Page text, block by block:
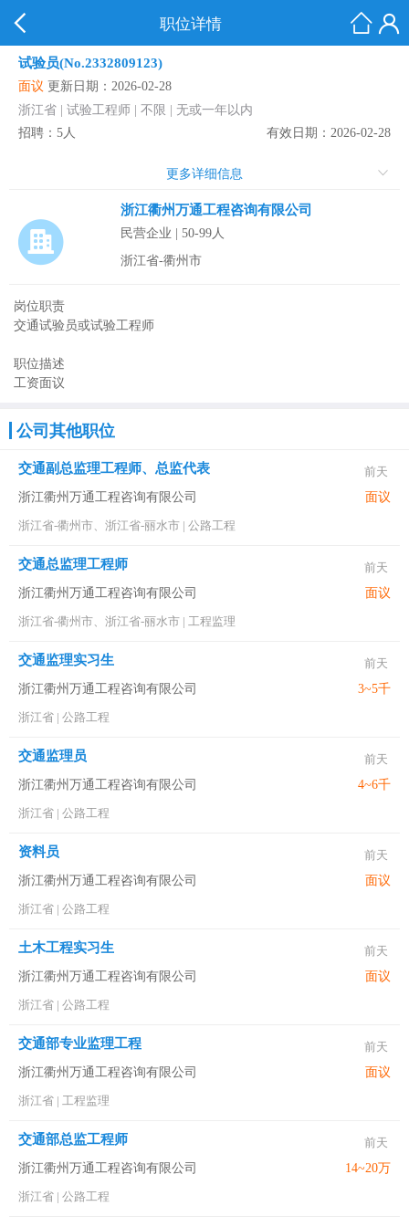
职位详情
试验员(No.2332809123)
面议 更新日期：2026-02-28
浙江省 | 试验工程师 | 不限 | 无或一年以内
招聘：5人
有效日期：2026-02-28
更多详细信息
浙江衢州万通工程咨询有限公司
民营企业 | 50-99人
浙江省-衢州市
岗位职责
交通试验员或试验工程师
职位描述
工资面议
公司其他职位
交通副总监理工程师、总监代表
前天
浙江衢州万通工程咨询有限公司
面议
浙江省-衢州市、浙江省-丽水市 | 公路工程
交通总监理工程师
前天
浙江衢州万通工程咨询有限公司
面议
浙江省-衢州市、浙江省-丽水市 | 工程监理
交通监理实习生
前天
浙江衢州万通工程咨询有限公司
3~5千
浙江省 | 公路工程
交通监理员
前天
浙江衢州万通工程咨询有限公司
4~6千
浙江省 | 公路工程
资料员
前天
浙江衢州万通工程咨询有限公司
面议
浙江省 | 公路工程
土木工程实习生
前天
浙江衢州万通工程咨询有限公司
面议
浙江省 | 公路工程
交通部专业监理工程
前天
浙江衢州万通工程咨询有限公司
面议
浙江省 | 工程监理
交通部总监工程师
前天
浙江衢州万通工程咨询有限公司
14~20万
浙江省 | 公路工程